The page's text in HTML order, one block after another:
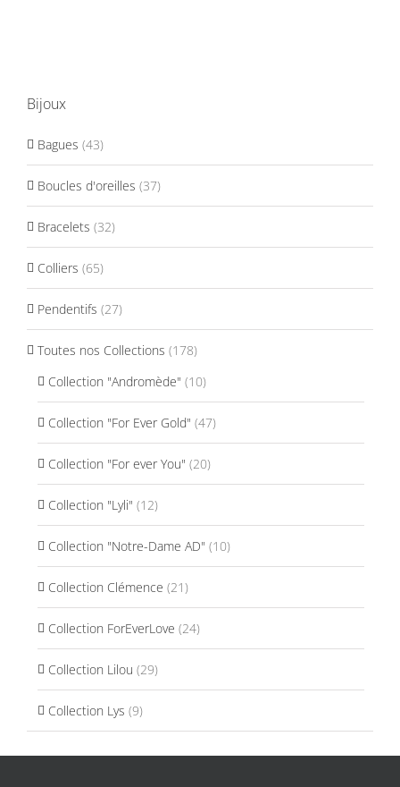
Bijoux
Bagues (43)
Boucles d'oreilles (37)
Bracelets (32)
Colliers (65)
Pendentifs (27)
Toutes nos Collections (178)
Collection "Andromède" (10)
Collection "For Ever Gold" (47)
Collection "For ever You" (20)
Collection "Lyli" (12)
Collection "Notre-Dame AD" (10)
Collection Clémence (21)
Collection ForEverLove (24)
Collection Lilou (29)
Collection Lys (9)